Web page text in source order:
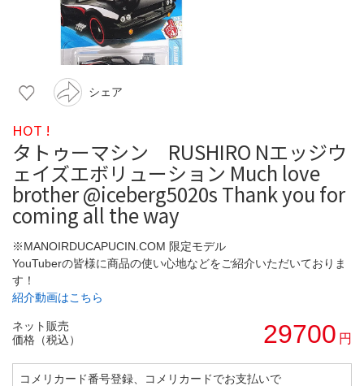
シェア
HOT !
タトゥーマシン RUSHIRO Nエッジウ
ェイズエボリューション Much love
brother @iceberg5020s Thank you for
coming all the way
※MANOIRDUCAPUCIN.COM 限定モデル
YouTuberの皆様に商品の使い心地などをご紹介いただいておりま
す！
紹介動画はこちら
ネット販売
価格（税込）
29700 円
コメリカード番号登録、コメリカードでお支払いで